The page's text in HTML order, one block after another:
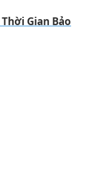
Gian Bảo